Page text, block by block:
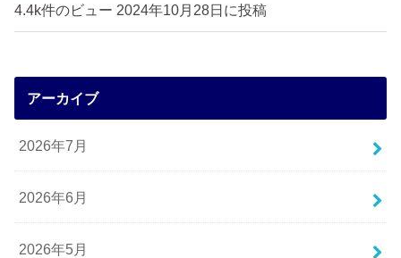
4.4k件のビュー 2024年10月28日に投稿
アーカイブ
2026年7月
2026年6月
2026年5月